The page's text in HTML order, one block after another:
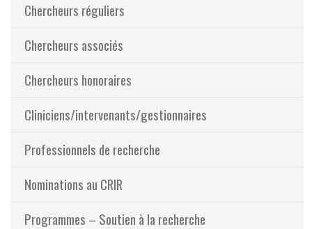
Recherche
Membres
Éthique
Chercheurs réguliers
Chercheurs associés
Chercheurs honoraires
Cliniciens/intervenants/gestionnaires
Professionnels de recherche
Nominations au CRIR
Programmes – Soutien à la recherche